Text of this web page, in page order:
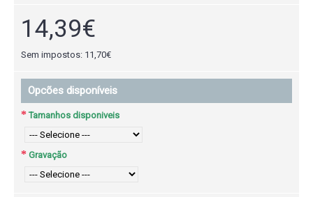
14,39€
Sem impostos: 11,70€
Opcões disponíveis
Tamanhos disponiveis
Gravação